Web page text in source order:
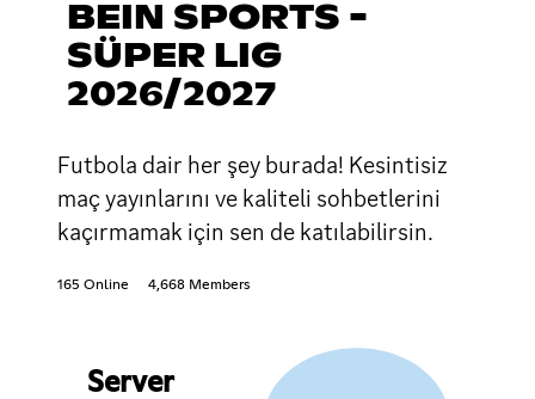
BEIN SPORTS -
SÜPER LIG
2026/2027
Futbola dair her şey burada! Kesintisiz
maç yayınlarını ve kaliteli sohbetlerini
kaçırmamak için sen de katılabilirsin.
165 Online 4,668 Members
Server